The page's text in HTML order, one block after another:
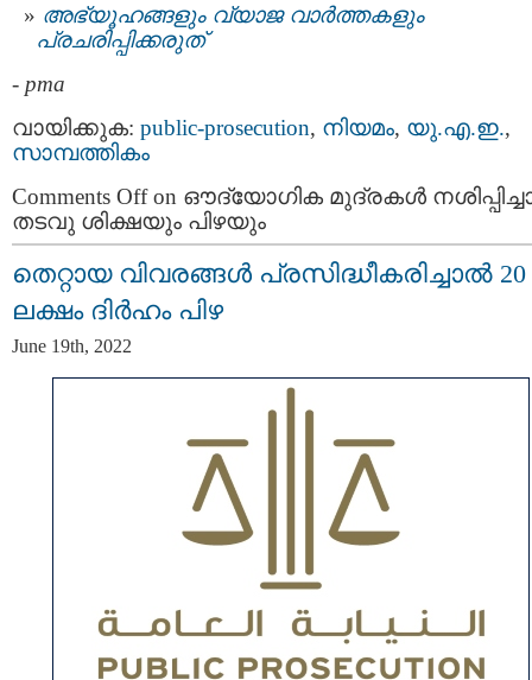
അഭ്യൂഹങ്ങളും വ്യാജ വാർത്തകളും
പ്രചരിപ്പിക്കരുത്
- pma
വായിക്കുക: public-prosecution, നിയമം, യു.എ.ഇ.,
സാമ്പത്തികം
Comments Offon ഔദ്യോഗിക മുദ്രകൾ
തടവു ശിക്ഷയും പിഴയും
തെറ്റായ വിവരങ്ങൾ പ്രസിദ്ധീകരിച്ചാൽ 20
ലക്ഷം ദിർഹം പിഴ
June 19th, 2022